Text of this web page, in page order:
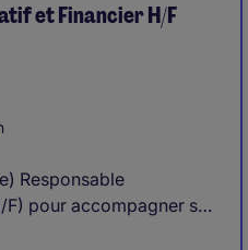
et Financier H/F
Responsable
pour accompagner son